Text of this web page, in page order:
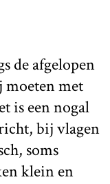
de afgelopen
moeten met
is een nogal
bij vlagen
soms
klein en